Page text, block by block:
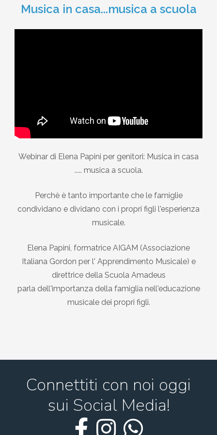
Musica in casa...musica a scuola
Webinar di Elena Papini per genitori: Musica in casa
..... musica a scuola.
Perchè è tanto importante che le famiglie
condividano e dividano con i propri figli l'esperienza
musicale.
Elena Papini, formatrice AIGAM (Associazione
Italiana Gordon per l' Apprendimento Musicale) e
direttrice della Scuola Amadeus
parla dell'importanza della famiglia nell'educazione
musicale dei propri figli.
Connettiti con noi oggi
sui Social Media!